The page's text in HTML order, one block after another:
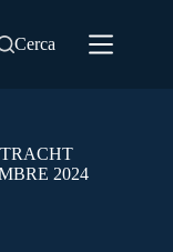
Cerca
2024